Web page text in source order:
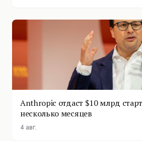
Anthropic отдаст $10 млрд
несколько месяцев
4 авг.